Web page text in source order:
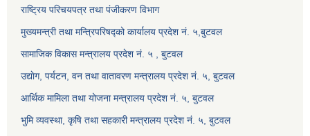
राष्ट्रिय परिचयपत्र तथा पंजीकरण विभाग
मुख्यमन्त्री तथा मन्त्रिपरिषद्को कार्यालय प्रदेश नं. ५,बुटवल
सामाजिक विकास मन्त्रालय प्रदेश नं. ५ , बुटवल
उद्याेग, पर्यटन, वन तथा वातावरण मन्त्रालय प्रदेश नं. ५, बुटवल
आर्थिक मामिला तथा योजना मन्त्रालय प्रदेश नं. ५, बुटवल
भुमि व्यवस्था, कृषि तथा सहकारी मन्त्रालय प्रदेश नं. ५, बुटवल